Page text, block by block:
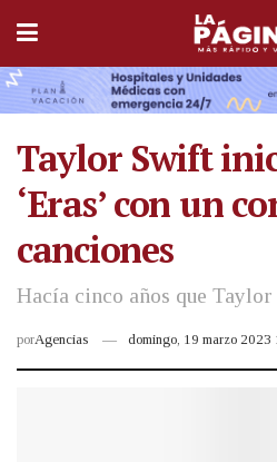
Taylor Swift
‘Eras’ con un
canciones
Hacía cinco años que
porAgencias domingo, 19 marzo